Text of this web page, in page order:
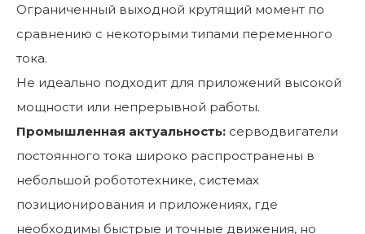
Ограниченный выходной крутящий момент по
сравнению с некоторыми типами переменного
тока.
Не идеально подходит для приложений высокой
мощности или непрерывной работы.
Промышленная актуальность: серводвигатели
постоянного тока широко распространены в
небольшой робототехнике, системах
позиционирования и приложениях, где
необходимы быстрые и точные движения, но